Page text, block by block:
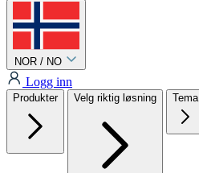
NOR / NO
Logg inn
Produkter Velg riktig løsning Tema